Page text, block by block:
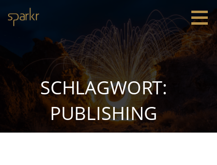
Inhalt
springen
Leadership
SCHLAGWORT:
PUBLISHING